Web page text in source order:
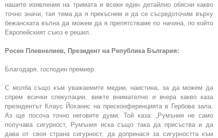
нашите изявления на тримата и всеки един детайлно обясни какво
точно значи, тая тема да я прекъснем и да се съсредоточим върху
бежанската вълна да можем да я препятстваме по начина, по който
Европейският съюз е решил.
Росен Плевнелиев, Президент на Република България:
Благодаря, господин премиер.
С молба също към уважаемите медии, наистина, за да можем да
спрем всички спекулации, вижте внимателно и вчера какво каза
президентът Клаус Йоханис на пресконференцията в Гербова зала.
Аз ще посоча точно неговите думи. Той каза: „Румъния не само
получава сигурност, Румъния иска също така да присъства и да
дава от своя страна сигурност, да допринася за сигурността към